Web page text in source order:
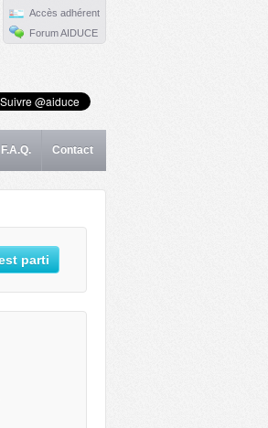
Accès adhérent
Forum AIDUCE
F.A.Q. Contact